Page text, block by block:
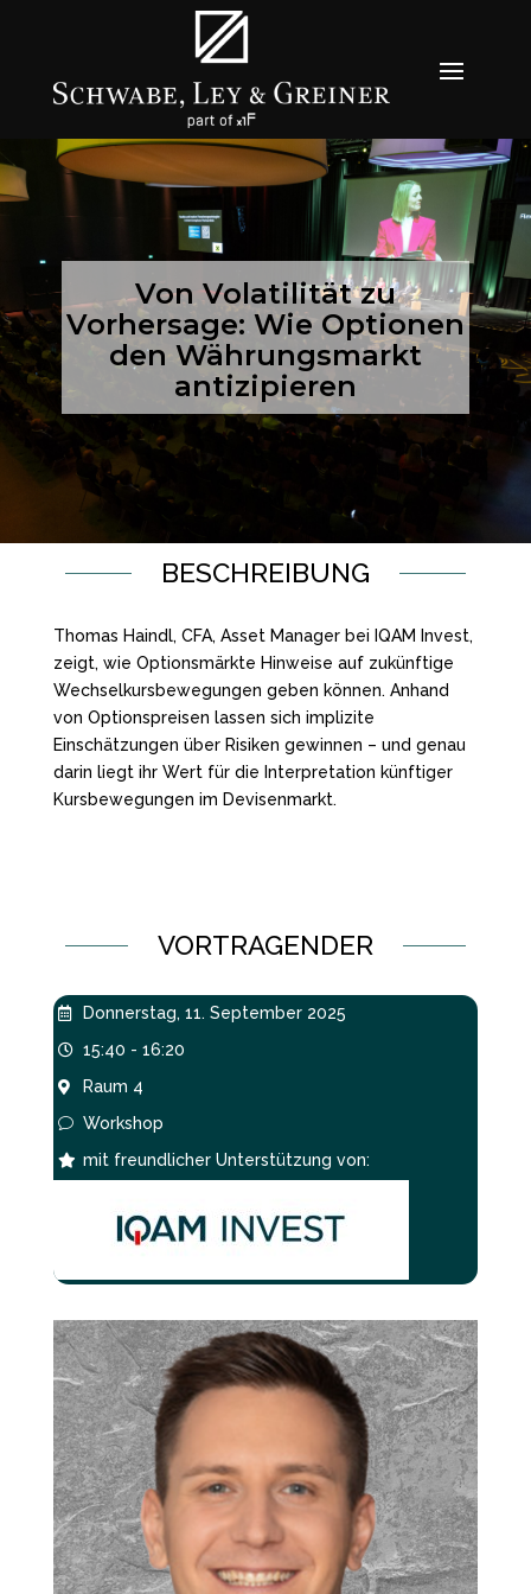
Von Volatilität zu
Vorhersage: Wie Optionen
den Währungsmarkt
antizipieren
BESCHREIBUNG
Thomas Haindl, CFA, Asset Manager bei IQAM Invest,
zeigt, wie Optionsmärkte Hinweise auf zukünftige
Wechselkursbewegungen geben können. Anhand
von Optionspreisen lassen sich implizite
Einschätzungen über Risiken gewinnen – und genau
darin liegt ihr Wert für die Interpretation künftiger
Kursbewegungen im Devisenmarkt.
VORTRAGENDER
 Donnerstag, 11. September 2025
 15:40 - 16:20
 Raum 4
v Workshop
 mit freundlicher Unterstützung von: